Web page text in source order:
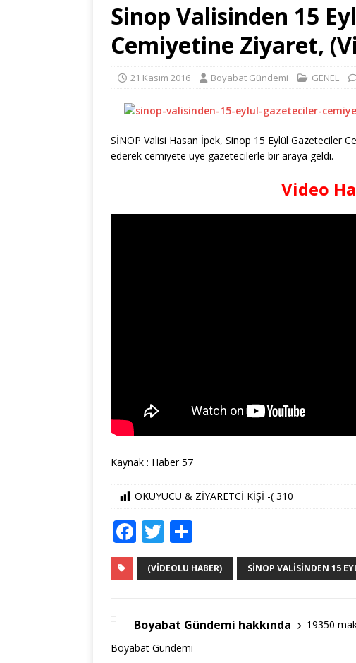
Sinop Valisinden 15
Cemiyetine Ziyaret,
21 Kasım 2016 Boyabat Gündemi GENEL
SİNOP Valisi Hasan İpek, Sinop 15 Eylül Gazeteciler
ederek cemiyete üye gazetecilerle bir araya geldi.
Video
Kaynak : Haber 57
OKUYUCU & ZİYARETCİ KİŞİ -( 310
F
a
c
b
o
T
w
it
r
h
ar
(VIDEOLU HABER) SINOP VALISINDEN 15
Boyabat Gündemi hakkında
19350
Boyabat Gündemi